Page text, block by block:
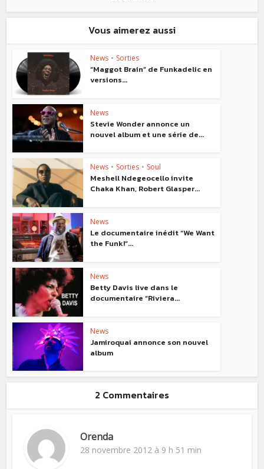
Vous aimerez aussi
News • Sorties
“Maggot Brain” de Funkadelic en
versions...
News
Stevie Wonder annonce un
nouvel album et une série de...
News • Sorties • Soul
Meshell Ndegeocello invite
Chaka Khan, Robert Glasper...
News
Le documentaire inédit “We Want
the Funk!”...
News
Betty Davis live dans le
documentaire “Riviera...
News
Jamiroquai annonce son nouvel
album
2 Commentaires
Orenda
28 novembre 2012 à 9 h 51 min